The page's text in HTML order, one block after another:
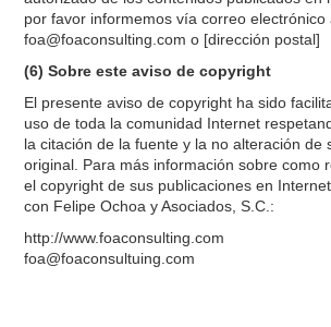
por favor informemos vía correo electrónico
foa@foaconsulting.com o [dirección postal]
(6) Sobre este aviso de copyright
El presente aviso de copyright ha sido
uso de toda la comunidad Internet
la citación de la fuente y la no alteración de
original. Para más información sobre como
el copyright de sus publicaciones en
con Felipe Ochoa y Asociados, S.C.:
http://www.foaconsulting.com
foa@foaconsultuing.com